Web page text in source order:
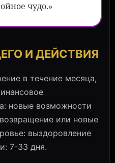
чудо.»
И ДЕЙСТВИЯ
в течение месяца,
новые возможности
или новые
выздоровление
7-33 дня.